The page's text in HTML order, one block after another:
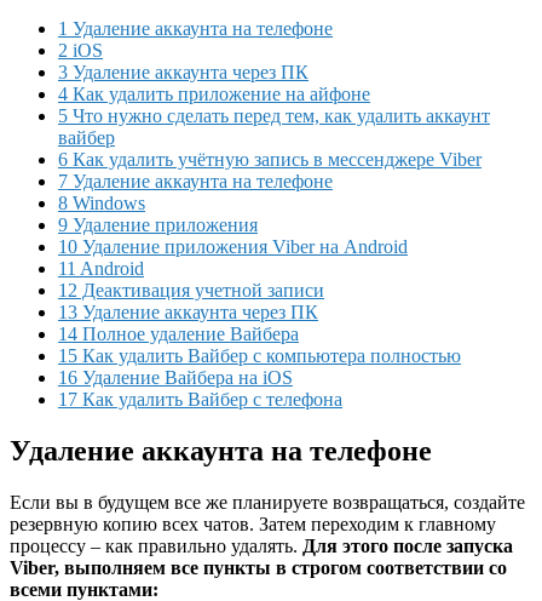
1 Удаление аккаунта на телефоне
2 iOS
3 Удаление аккаунта через ПК
4 Как удалить приложение на айфоне
5 Что нужно сделать перед тем, как удалить аккаунт
вайбер
6 Как удалить учётную запись в мессенджере Viber
7 Удаление аккаунта на телефоне
8 Windows
9 Удаление приложения
10 Удаление приложения Viber на Android
11 Android
12 Деактивация учетной записи
13 Удаление аккаунта через ПК
14 Полное удаление Вайбера
15 Как удалить Вайбер с компьютера полностью
16 Удаление Вайбера на iOS
17 Как удалить Вайбер с телефона
Удаление аккаунта на телефоне
Если вы в будущем все же планируете возвращаться, создайте
резервную копию всех чатов. Затем переходим к главному
процессу – как правильно удалять. Для этого после запуска
Viber, выполняем все пункты в строгом соответствии со
всеми пунктами: